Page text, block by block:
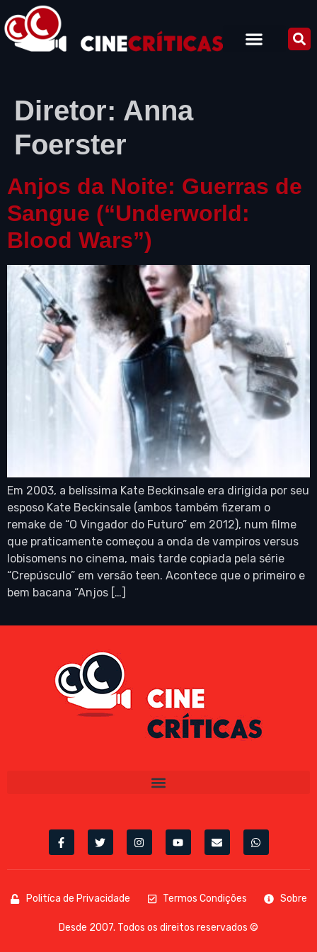
Diretor: Anna
Foerster
Anjos da Noite: Guerras de
Sangue (“Underworld:
Blood Wars”)
Em 2003, a belíssima Kate Beckinsale era dirigida por seu
esposo Kate Beckinsale (ambos também fizeram o
remake de “O Vingador do Futuro” em 2012), num filme
que praticamente começou a onda de vampiros versus
lobisomens no cinema, mais tarde copiada pela série
“Crepúsculo” em versão teen. Acontece que o primeiro e
bem bacana “Anjos […]
Politíca de Privacidade Termos Condições Sobre
Desde 2007. Todos os direitos reservados ©